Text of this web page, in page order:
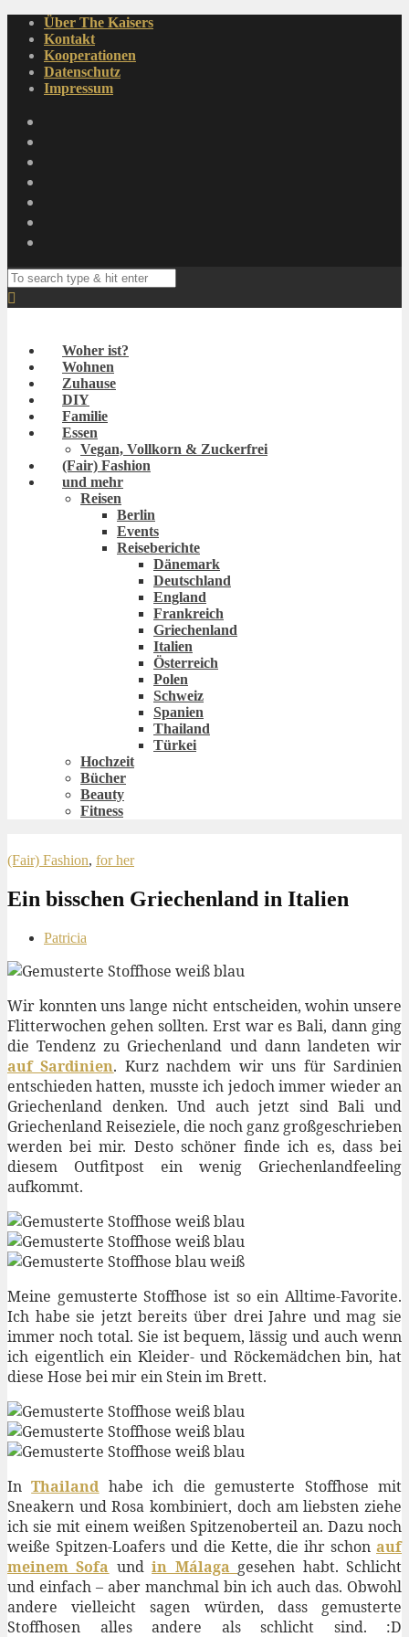
Über The Kaisers
Kontakt
Kooperationen
Datenschutz
Impressum
Woher ist?
Wohnen
Zuhause
DIY
Familie
Essen
Vegan, Vollkorn & Zuckerfrei
(Fair) Fashion
und mehr
Reisen
Berlin
Events
Reiseberichte
Dänemark
Deutschland
England
Frankreich
Griechenland
Italien
Österreich
Polen
Schweiz
Spanien
Thailand
Türkei
Hochzeit
Bücher
Beauty
Fitness
(Fair) Fashion, for her
Ein bisschen Griechenland in Italien
Patricia
Wir konnten uns lange nicht entscheiden, wohin unsere
Flitterwochen gehen sollten. Erst war es Bali, dann ging
die Tendenz zu Griechenland und dann landeten wir
auf Sardinien. Kurz nachdem wir uns für Sardinien
entschieden hatten, musste ich jedoch immer wieder an
Griechenland denken. Und auch jetzt sind Bali und
Griechenland Reiseziele, die noch ganz großgeschrieben
werden bei mir. Desto schöner finde ich es, dass bei
diesem Outfitpost ein wenig Griechenlandfeeling
aufkommt.
Meine gemusterte Stoffhose ist so ein Alltime-Favorite.
Ich habe sie jetzt bereits über drei Jahre und mag sie
immer noch total. Sie ist bequem, lässig und auch wenn
ich eigentlich ein Kleider- und Röckemädchen bin, hat
diese Hose bei mir ein Stein im Brett.
InThailandhabe ich die gemusterte Stoffhose mit
Sneakern und Rosa kombiniert, doch am liebsten ziehe
ich sie mit einem weißen Spitzenoberteil an. Dazu noch
weiße Spitzen-Loafers und die Kette, die ihr schon auf
meinem Sofa undin Málaga gesehen habt. Schlicht
und einfach – aber manchmal bin ich auch das. Obwohl
andere vielleicht sagen würden, dass gemusterte
Stoffhosen alles andere als schlicht sind. :D